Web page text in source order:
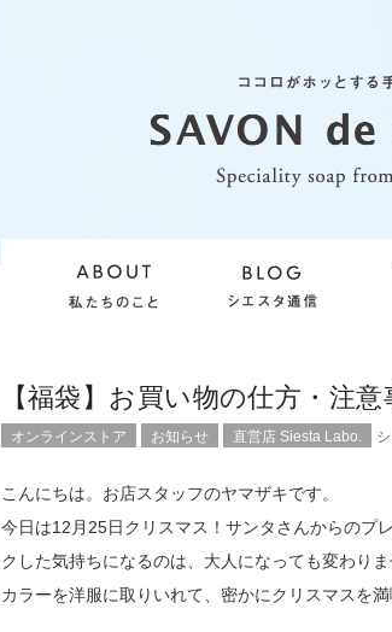
【福袋】お買い物の仕方・注
オンラインストア お知らせ 直営店 Siesta Labo.
こんにちは。お店スタッフのヤマザキです。
今日は12月25日クリスマス！サンタさんからのプ
クした気持ちになるのは、大人になっても変わり
カラーを洋服に取りいれて、密かにクリスマスを満